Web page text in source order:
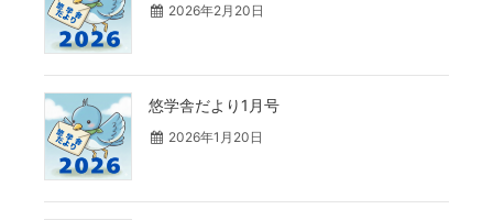
2026年2月20日
悠学舎だより1月号
2026年1月20日